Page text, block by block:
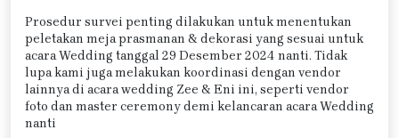
Prosedur survei penting dilakukan untuk menentukan
peletakan meja prasmanan & dekorasi yang sesuai untuk
acara Wedding tanggal 29 Desember 2024 nanti. Tidak
lupa kami juga melakukan koordinasi dengan vendor
lainnya di acara wedding Zee & Eni ini, seperti vendor
foto dan master ceremony demi kelancaran acara Wedding
nanti